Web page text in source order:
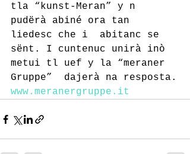
tla “kunst-Meran” y n
pudërà abiné ora tan
liedesc che i  abitanc se
sënt. I cuntenuc unirà inò
metui tl uef y la “meraner
Gruppe”  dajerà na resposta.
www.meranergruppe.it